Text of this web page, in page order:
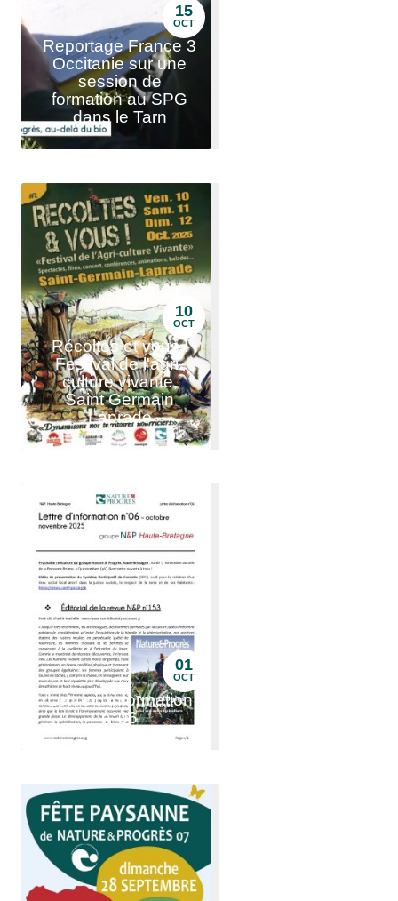
15
OCT
Reportage France 3
Occitanie sur une
session de
formation au SPG
dans le Tarn
10
OCT
Récoltes et vous !
Festival de l'agri-
culture vivante,
Saint Germain
Laprade
01
OCT
Lettre d'information
n°06